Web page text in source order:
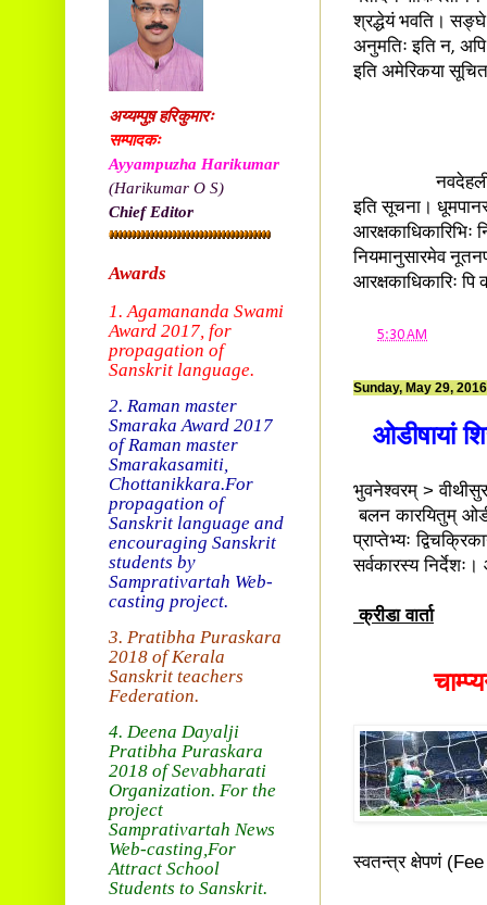
श्रद्धेयं भवति। सङ्घे
अनुमतिः इति न,
इति अमेरिकया
नवदेहली-
इति सूचना।
नियमानुसारमेव
आरक्षकाधिकारिः
5:30 AM
Sunday, May 29, 2016
ओडीषायां
भुवनेश्वरम् >
बलन कारयितुम्
प्राप्तेभ्यः
सर्वकारस्य निर्देशः।
क्रीडा वार्ता
स्वतन्त्र क्षेपणं
अय्यम्पुष़ हरिकुमारः
सम्पादकः
Ayyampuzha Harikumar
(Harikumar O S)
Chief Editor
Awards
1. Agamananda Swami
Award 2017, for
propagation of
Sanskrit language.
2. Raman master
Smaraka Award 2017
of Raman master
Smarakasamiti,
Chottanikkara.For
propagation of
Sanskrit language and
encouraging Sanskrit
students by
Samprativartah Web-
casting project.
3. Pratibha Puraskara
2018 ofKerala
Sanskrit teachers
Federation.
4. Deena Dayalji
Pratibha Puraskara
2018 of Sevabharati
Organization. For the
project
Samprativartah News
Web-casting,For
Attract School
Students to Sanskrit.